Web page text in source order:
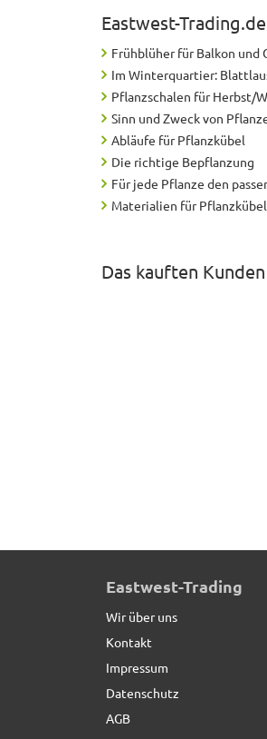
Eastwest-Trading.de
Frühblüher für Balkon und
Im Winterquartier:
Pflanzschalen für Herbst/
Sinn und Zweck von
Abläufe für Pflanzkübel
Die richtige Bepflanzung
Für jede Pflanze den
Materialien für Pflanzkübel
Das kauften
Pflanzeinsatz L44x B44x
Eastwest-Trading
Wir über uns
Kontakt
Impressum
Datenschutz
AGB